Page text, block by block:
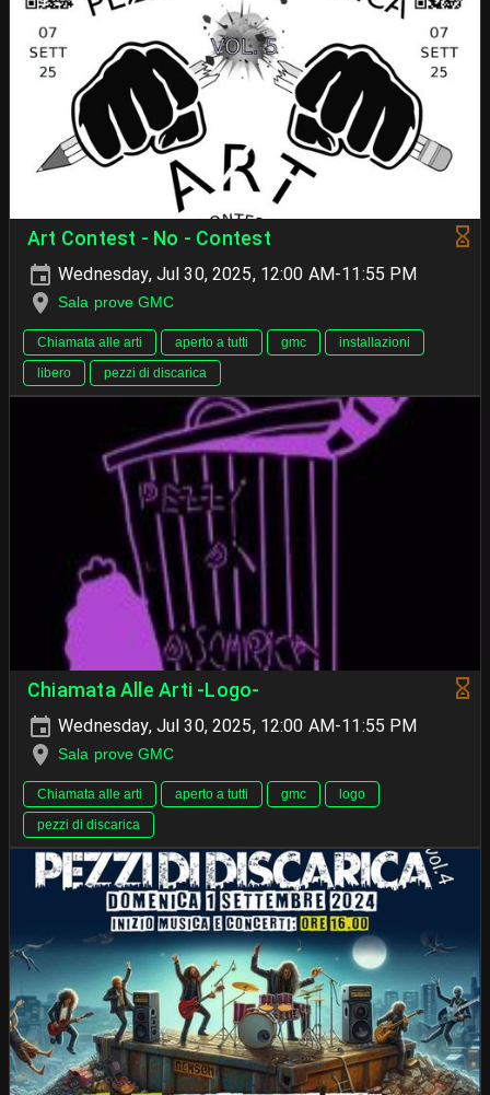
Art Contest - No - Contest
Wednesday, Jul 30, 2025, 12:00 AM-11:55 PM
Sala prove GMC
Chiamata alle arti aperto a tutti gmc
installazioni
libero
pezzi di discarica
Chiamata Alle Arti -Logo-
Wednesday, Jul 30, 2025, 12:00 AM-11:55 PM
Sala prove GMC
Chiamata alle arti aperto a tutti gmc
logo
pezzi di discarica